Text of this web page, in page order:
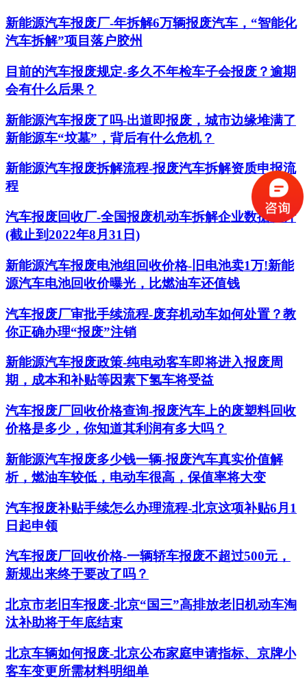
新能源汽车报废厂-年拆解6万辆报废汽车，“智能化
汽车拆解”项目落户胶州
目前的汽车报废规定-多久不年检车子会报废？逾期
会有什么后果？
新能源汽车报废了吗-出道即报废，城市边缘堆满了
新能源车“坟墓”，背后有什么危机？
新能源汽车报废拆解流程-报废汽车拆解资质申报流
程
汽车报废回收厂-全国报废机动车拆解企业数据统计
(截止到2022年8月31日)
新能源汽车报废电池组回收价格-旧电池卖1万!新能
源汽车电池回收价曝光，比燃油车还值钱
汽车报废厂审批手续流程-废弃机动车如何处置？教
你正确办理“报废”注销
新能源汽车报废政策-纯电动客车即将进入报废周
期，成本和补贴等因素下氢车将受益
汽车报废厂回收价格查询-报废汽车上的废塑料回收
价格是多少，你知道其利润有多大吗？
新能源汽车报废多少钱一辆-报废汽车真实价值解
析，燃油车较低，电动车很高，保值率将大变
汽车报废补贴手续怎么办理流程-北京这项补贴6月1
日起申领
汽车报废厂回收价格-一辆轿车报废不超过500元，
新规出来终于要改了吗？
北京市老旧车报废-北京“国三”高排放老旧机动车淘
汰补助将于年底结束
北京车辆如何报废-北京公布家庭申请指标、京牌小
客车变更所需材料明细单